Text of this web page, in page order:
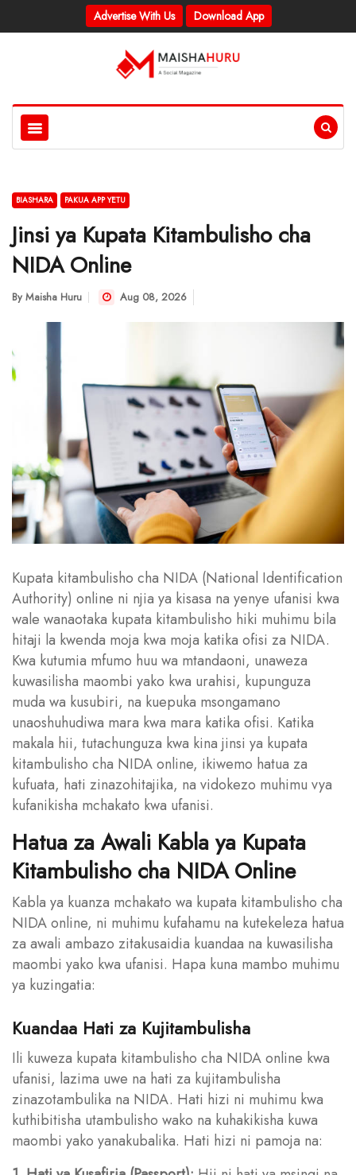
Advertise With Us Download App
BIASHARA PAKUA APP YETU
Jinsi ya Kupata Kitambulisho cha
NIDA Online
By Maisha Huru Aug 08, 2026
Kupata kitambulisho cha NIDA (National Identification
Authority) online ni njia ya kisasa na yenye ufanisi kwa
wale wanaotaka kupata kitambulisho hiki muhimu bila
hitaji la kwenda moja kwa moja katika ofisi za NIDA.
Kwa kutumia mfumo huu wa mtandaoni, unaweza
kuwasilisha maombi yako kwa urahisi, kupunguza
muda wa kusubiri, na kuepuka msongamano
unaoshuhudiwa mara kwa mara katika ofisi. Katika
makala hii, tutachunguza kwa kina jinsi ya kupata
kitambulisho cha NIDA online, ikiwemo hatua za
kufuata, hati zinazohitajika, na vidokezo muhimu vya
kufanikisha mchakato kwa ufanisi.
Hatua za Awali Kabla ya Kupata
Kitambulisho cha NIDA Online
Kabla ya kuanza mchakato wa kupata kitambulisho cha
NIDA online, ni muhimu kufahamu na kutekeleza hatua
za awali ambazo zitakusaidia kuandaa na kuwasilisha
maombi yako kwa ufanisi. Hapa kuna mambo muhimu
ya kuzingatia:
Kuandaa Hati za Kujitambulisha
Ili kuweza kupata kitambulisho cha NIDA online kwa
ufanisi, lazima uwe na hati za kujitambulisha
zinazotambulika na NIDA. Hati hizi ni muhimu kwa
kuthibitisha utambulisho wako na kuhakikisha kuwa
maombi yako yanakubalika. Hati hizi ni pamoja na: